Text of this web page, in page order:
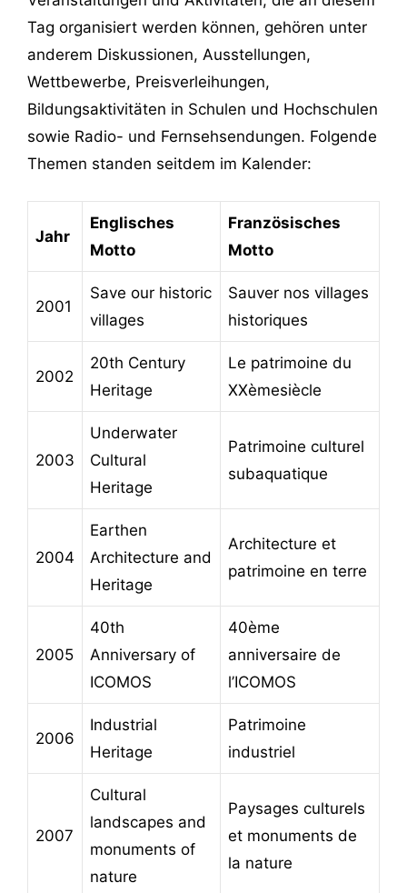
Tag organisiert werden können, gehören unter
anderem Diskussionen, Ausstellungen,
Wettbewerbe, Preisverleihungen,
Bildungsaktivitäten in Schulen und Hochschulen
sowie Radio- und Fernsehsendungen. Folgende
Themen standen seitdem im Kalender:
Jahr
Englisches
Motto
Französisches
Motto
2001
Save our historic
villages
Sauver nos villages
historiques
2002
20th Century
Heritage
Le patrimoine du
XXèmesiècle
2003
Underwater
Cultural
Heritage
Patrimoine culturel
subaquatique
2004
Earthen
Architecture and
Heritage
Architecture et
patrimoine en terre
2005
40th
Anniversary of
ICOMOS
40ème
anniversaire de
l’ICOMOS
2006
Industrial
Heritage
Patrimoine
industriel
2007
Cultural
landscapes and
monuments of
nature
Paysages culturels
et monuments de
la nature